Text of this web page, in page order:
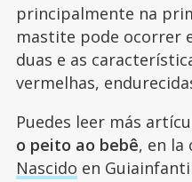
principalmente na
mastite pode ocorrer
duas e as
vermelhas,
Puedes leer más
o peito ao bebê, en la
Nascido en